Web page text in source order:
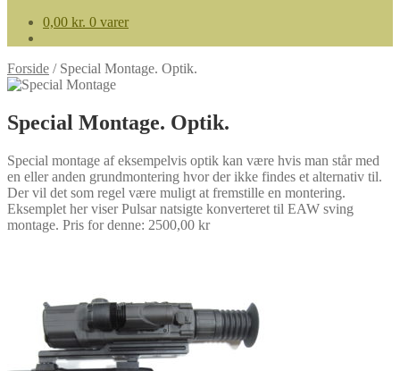
0,00 kr. 0 varer
Forside / Special Montage. Optik.
Special Montage. Optik.
Special montage af eksempelvis optik kan være hvis man står med
en eller anden grundmontering hvor der ikke findes et alternativ til.
Der vil det som regel være muligt at fremstille en montering.
Eksemplet her viser Pulsar natsigte konverteret til EAW sving
montage. Pris for denne: 2500,00 kr